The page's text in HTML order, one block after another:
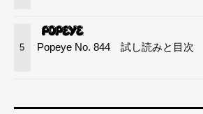
5 Popeye No. 844 試し読みと目次